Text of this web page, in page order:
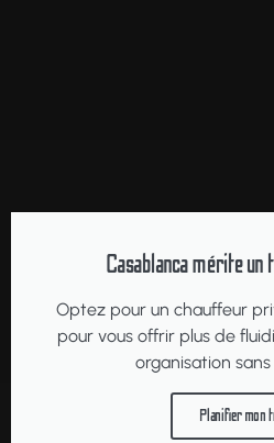
Casablanca mérite un
Optez pour un chauffeur
pour vous offrir plus de
organisation
Planifier mon